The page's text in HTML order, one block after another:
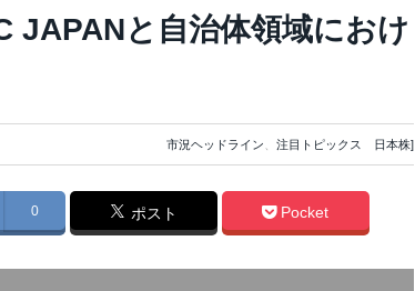
JAPANと自治体領域におけ
市況ヘッドライン 注目トピックス 日本株]
0 ポスト Pocket